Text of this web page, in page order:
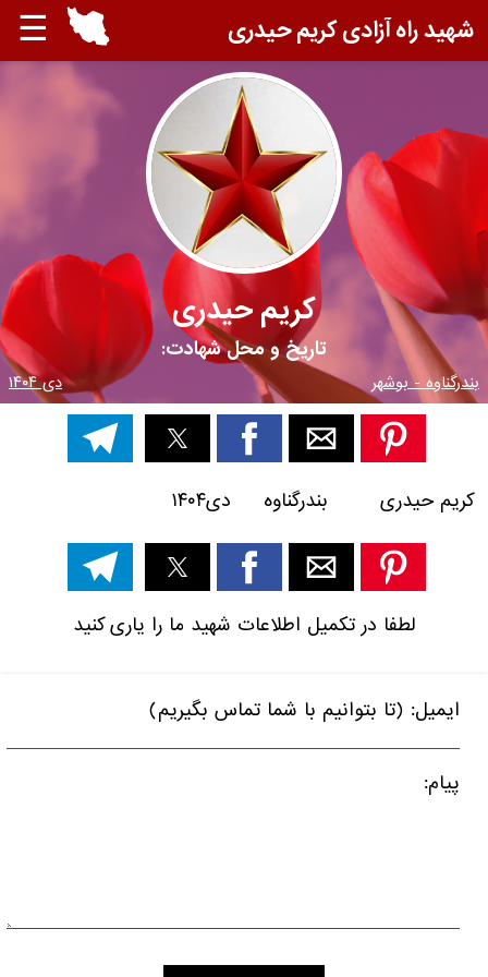
☰ شهید راه آزادی کریم حیدری
کریم حیدری
تاریخ و محل شهادت:
بندرگناوه - بوشهر دی ۱۴۰۴
کریم حیدری بندرگناوه دی۱۴۰۴
لطفا در تکمیل اطلاعات شهید ما را یاری کنید
ایمیل: (تا بتوانیم با شما تماس بگیریم)
پیام: